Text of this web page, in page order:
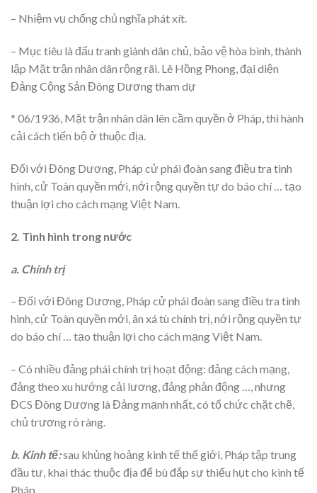
– Nhiệm vụ chống chủ nghĩa phát xít.
– Mục tiêu là đấu tranh giành dân chủ, bảo vệ hòa bình, thành
lập Mặt trận nhân dân rộng rãi. Lê Hồng Phong, đại diện
Đảng Cộng Sản Đông Dương tham dự
* 06/1936, Mặt trận nhân dân lên cầm quyền ở Pháp, thi hành
cải cách tiến bộ ở thuộc địa.
Đối với Đông Dương, Pháp cử phái đoàn sang điều tra tình
hình, cử Toàn quyền mới, nới rộng quyền tự do báo chí … tạo
thuận lợi cho cách mạng Việt Nam.
2. Tình hình trong nước
a. Chính trị
– Đối với Đông Dương, Pháp cử phái đoàn sang điều tra tình
hình, cử Toàn quyền mới, ân xá tù chính trị, nới rộng quyền tự
do báo chí … tạo thuận lợi cho cách mạng Việt Nam.
– Có nhiều đảng phái chính trị hoạt động: đảng cách mạng,
đảng theo xu hướng cải lương, đảng phản động …, nhưng
ĐCS Đông Dương là Đảng mạnh nhất, có tổ chức chặt chẽ,
chủ trương rõ ràng.
b. Kinh tế:sau khủng hoảng kinh tế thế giới, Pháp tập trung
đầu tư, khai thác thuộc địa để bù đắp sự thiếu hụt cho kinh tế
Pháp.